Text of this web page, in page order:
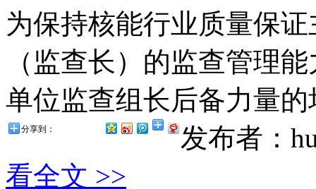
为保持核能行业质量保
（监查长）的监查管理
单位监查组长后备力量
发布者：
分享到：
看全文 >>